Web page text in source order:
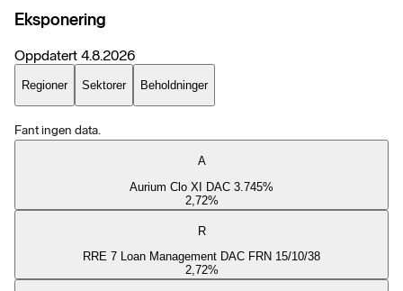
Eksponering
Oppdatert 4.8.2026
Regioner Sektorer Beholdninger
Fant ingen data.
A
Aurium Clo XI DAC 3.745%
2,72%
R
RRE 7 Loan Management DAC FRN 15/10/38
2,72%